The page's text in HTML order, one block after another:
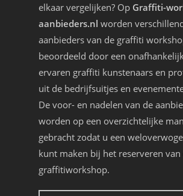
elkaar vergelijken? Op Graffiti-
aanbieders.nl worden
aanbieders van de graffiti
beoordeeld door een
ervaren graffiti kunstenaars en
uit de bedrijfsuitjes en
De voor- en nadelen van de
worden op een overzichtelijke
gebracht zodat u een
kunt maken bij het reserveren van
graffitiworkshop.